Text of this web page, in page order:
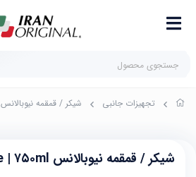
تجهیزات جانبی شیکر / قمقمه نیوبالانس newbalance | ۷۵۰ml
شیکر / قمقمه نیوبالانس newbalance | ۷۵۰ml